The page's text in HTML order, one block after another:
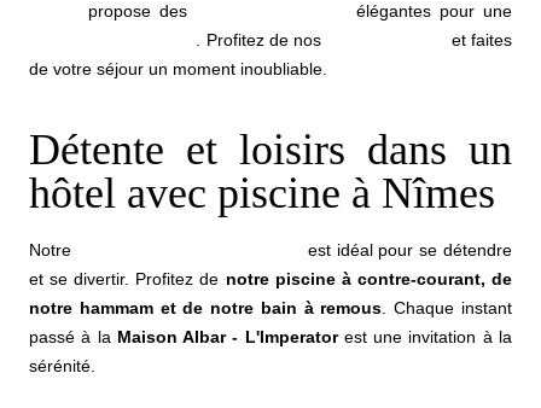
propose des
élégantes pour une
. Profitez de nos
et faites
de votre séjour un moment inoubliable.
Détente et loisirs dans un
hôtel avec piscine à Nîmes
Notre
est idéal pour se détendre
et se divertir. Profitez de notre piscine à contre-courant, de
notre hammam et de notre bain à remous . Chaque instant
passé à la Maison Albar - L'Imperatorest une invitation à la
sérénité.